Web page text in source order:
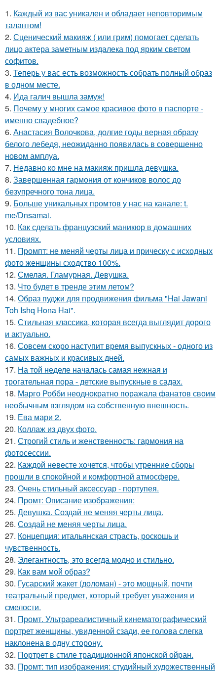
1. Каждый из вас уникален и обладает неповторимым
талантом!
2. Сценический макияж ( или грим) помогает сделать
лицо актера заметным издалека под ярким светом
софитов.
3. Теперь у вас есть возможность собрать полный образ
в одном месте.
4. Ида галич вышла замуж!
5. Почему у многих самое красивое фото в паспорте -
именно свадебное?
6. Анастасия Волочкова, долгие годы верная образу
белого лебедя, неожиданно появилась в совершенно
новом амплуа.
7. Недавно ко мне на макияж пришла девушка.
8. Завершенная гармония от кончиков волос до
безупречного тона лица.
9. Больше уникальных промтов у нас на канале: t.
me/Dnsamai.
10. Как сделать французский маникюр в домашних
условиях.
11. Промпт: не меняй черты лица и прическу с исходных
фото женщины сходство 100%.
12. Смелая. Гламурная. Девушка.
13. Что будет в тренде этим летом?
14. Образ пуджи для продвижения фильма "Hai Jawani
Toh Ishq Hona Hai".
15. Стильная классика, которая всегда выглядит дорого
и актуально.
16. Совсем скоро наступит время выпускных - одного из
самых важных и красивых дней.
17. На той неделе началась самая нежная и
трогательная пора - детские выпускные в садах.
18. Марго Робби неоднократно поражала фанатов своим
необычным взглядом на собственную внешность.
19. Ева мари 2.
20. Коллаж из двух фото.
21. Строгий стиль и женственность: гармония на
фотосессии.
22. Каждой невесте хочется, чтобы утренние сборы
прошли в спокойной и комфортной атмосфере.
23. Очень стильный аксессуар - портупея.
24. Промт: Описание изображения:
25. Девушка. Создай не меняя черты лица.
26. Создай не меняя черты лица.
27. Концепция: итальянская страсть, роскошь и
чувственность.
28. Элегантность, это всегда модно и стильно.
29. Как вам мой образ?
30. Гусарский жакет (доломан) - это мощный, почти
театральный предмет, который требует уважения и
смелости.
31. Промт. Ультрареалистичный кинематографический
портрет женщины, увиденной сзади, ее голова слегка
наклонена в одну сторону.
32. Портрет в стиле традиционной японской ойран.
33. Промт: тип изображения: студийный художественный